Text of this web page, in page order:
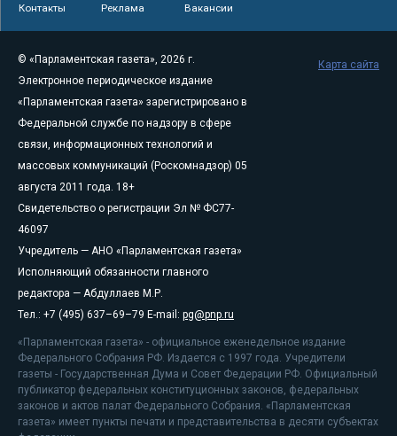
Контакты Реклама Вакансии
© «Парламентская газета», 2026 г.
Электронное периодическое издание
«Парламентская газета» зарегистрировано в
Федеральной службе по надзору в сфере
связи, информационных технологий и
массовых коммуникаций (Роскомнадзор) 05
августа 2011 года. 18+
Свидетельство о регистрации Эл № ФС77-
46097
Учредитель — АНО «Парламентская газета»
Исполняющий обязанности главного
редактора — Абдуллаев М.Р.
Тел.: +7 (495) 637–69–79 E-mail: pg@pnp.ru
«Парламентская газета» - официальное еженедельное издание
Федерального Собрания РФ. Издается с 1997 года. Учредители
газеты - Государственная Дума и Совет Федерации РФ. Официальный
публикатор федеральных конституционных законов, федеральных
законов и актов палат Федерального Собрания. «Парламентская
газета» имеет пункты печати и представительства в десяти субъектах
Карта сайта